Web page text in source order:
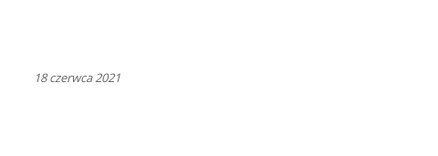
18 czerwca 2021